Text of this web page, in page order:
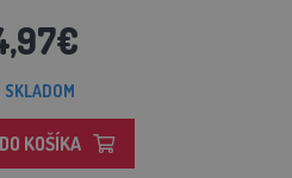
SKLADOM
KOŠÍKA